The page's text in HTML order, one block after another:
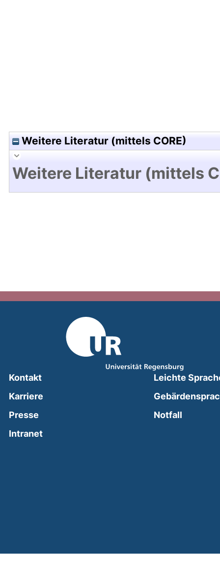
Weitere Literatur (mittels CORE)
Weitere Literatur (mittels
Kontakt
Karriere
Presse
Intranet(external link, opens in a new window)
Leichte
Notfall